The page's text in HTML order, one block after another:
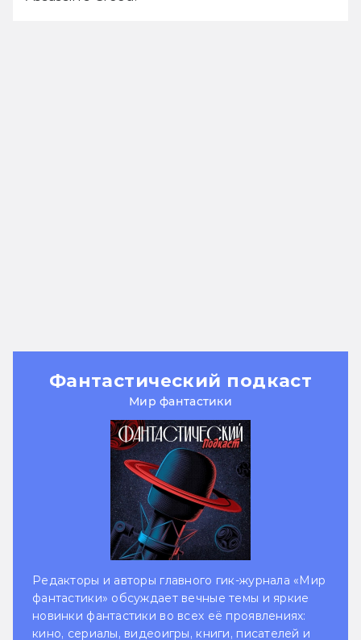
Фантастический подкаст
Мир фантастики
Редакторы и авторы главного гик-журнала «Мир
фантастики» обсуждает вечные темы и яркие
новинки фантастики во всех её проявлениях:
кино, сериалы, видеоигры, книги, писателей и